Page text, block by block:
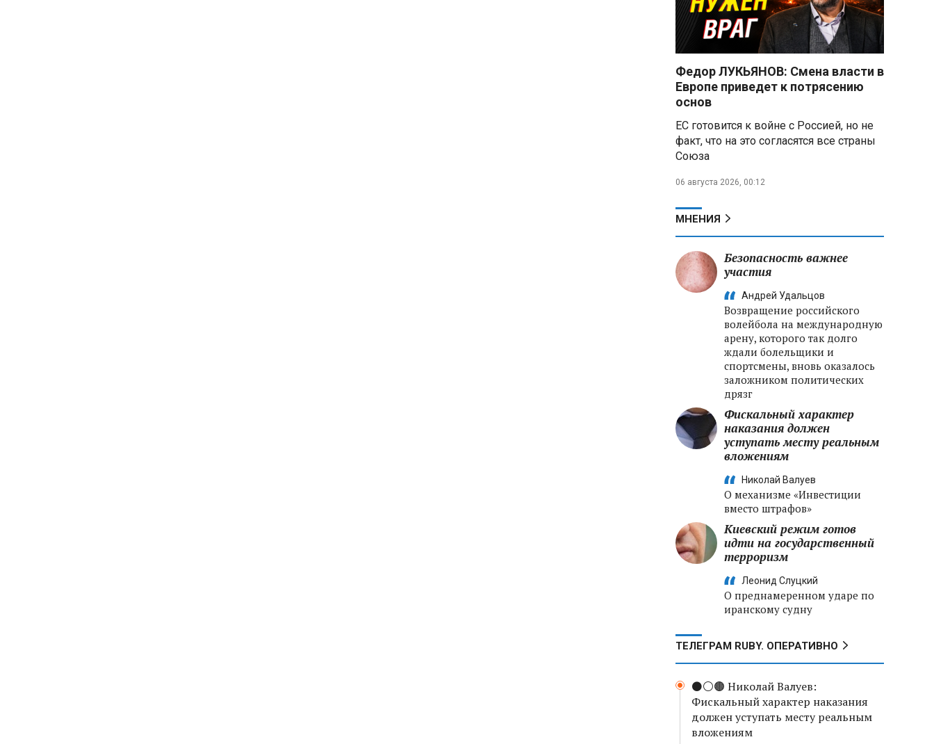
Владимир Путин:
Безопасность в Белгородской
области — главный приоритет, но
соцвопросы забывать нельзя
Год колонии за попытку
жителя Славгородского района
осудили за уклонение от
В Свердловской области
выиграли все золотые медали
первого дня Кубка мира по
зимнему плаванию
Александр Новак:
Независимые АЗС начнут
снабжать топливом через
региональных операторов
Федор ЛУКЬЯНОВ: Смена власти в
Европе приведет к потрясению
основ
ЕС готовится к войне с Россией, но не
факт, что на это согласятся все страны
Союза
06 августа 2026, 00:12
МНЕНИЯ
Безопасность важнее
участия
Андрей Удальцов
Возвращение российского
волейбола на международную
арену, которого так долго
ждали болельщики и
спортсмены, вновь оказалось
заложником политических
дрязг
Фискальный характер
наказания должен
уступать месту реальным
вложениям
Николай Валуев
О механизме «Инвестиции
вместо штрафов»
Киевский режим готов
идти на государственный
терроризм
Леонид Слуцкий
О преднамеренном ударе по
иранскому судну
ТЕЛЕГРАМ RUBY. ОПЕРАТИВНО
⚫️⚪️🟤 Николай Валуев:
Фискальный характер наказания
должен уступать месту реальным
вложениям